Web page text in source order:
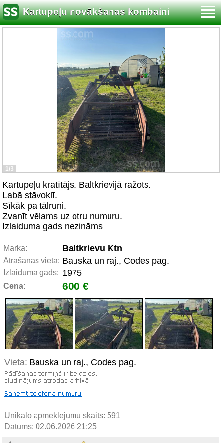
Kartupeļu novākšanas kombaini
1/3
Kartupeļu kratītājs. Baltkrievijā ražots.
Labā stāvoklī.
Sīkāk pa tālruni.
Zvanīt vēlams uz otru numuru.
Izlaiduma gads nezināms
Marka: Baltkrievu Ktn
Atrašanās vieta: Bauska un raj., Codes pag.
Izlaiduma gads: 1975
Cena: 600 €
Vieta: Bauska un raj., Codes pag.
Unikālo apmeklējumu skaits: 591
Datums: 02.06.2026 21:25